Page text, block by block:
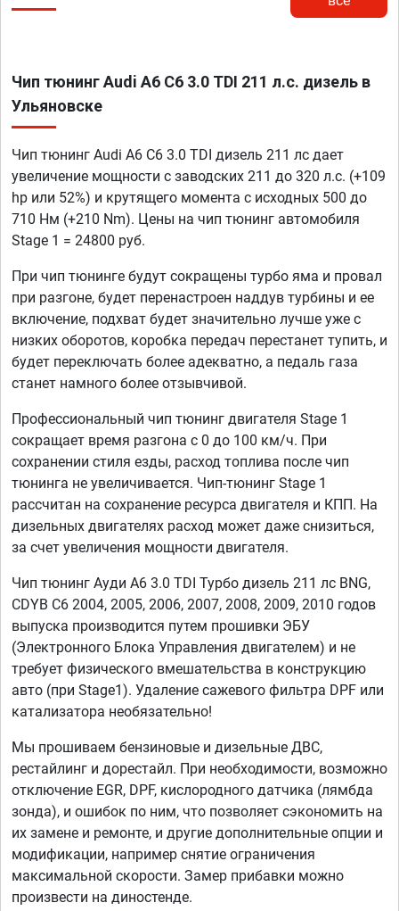
Чип тюнинг Audi A6 C6 3.0 TDI 211 л.с. дизель в
Ульяновске
Чип тюнинг Audi A6 C6 3.0 TDI дизель 211 лс дает
увеличение мощности с заводских 211 до 320 л.с. (+109
hp или 52%) и крутящего момента с исходных 500 до
710 Нм (+210 Nm). Цены на чип тюнинг автомобиля
Stage 1 = 24800 руб.
При чип тюнинге будут сокращены турбо яма и провал
при разгоне, будет перенастроен наддув турбины и ее
включение, подхват будет значительно лучше уже с
низких оборотов, коробка передач перестанет тупить, и
будет переключать более адекватно, а педаль газа
станет намного более отзывчивой.
Профессиональный чип тюнинг двигателя Stage 1
сокращает время разгона с 0 до 100 км/ч. При
сохранении стиля езды, расход топлива после чип
тюнинга не увеличивается. Чип-тюнинг Stage 1
рассчитан на сохранение ресурса двигателя и КПП. На
дизельных двигателях расход может даже снизиться,
за счет увеличения мощности двигателя.
Чип тюнинг Ауди А6 3.0 TDI Турбо дизель 211 лс BNG,
CDYB C6 2004, 2005, 2006, 2007, 2008, 2009, 2010 годов
выпуска производится путем прошивки ЭБУ
(Электронного Блока Управления двигателем) и не
требует физического вмешательства в конструкцию
авто (при Stage1). Удаление сажевого фильтра DPF или
катализатора необязательно!
Мы прошиваем бензиновые и дизельные ДВС,
рестайлинг и дорестайл. При необходимости, возможно
отключение EGR, DPF, кислородного датчика (лямбда
зонда), и ошибок по ним, что позволяет сэкономить на
их замене и ремонте, и другие дополнительные опции и
модификации, например снятие ограничения
максимальной скорости. Замер прибавки можно
произвести на диностенде.